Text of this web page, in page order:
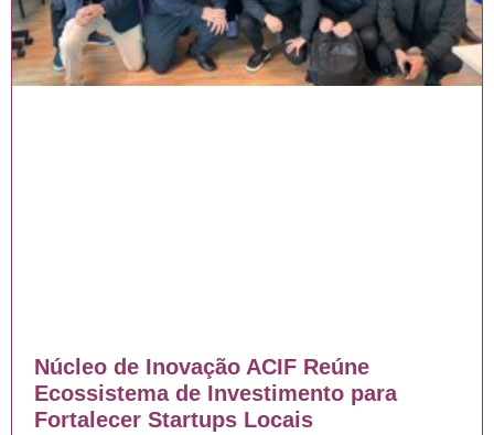
Núcleo de Inovação ACIF Reúne
Ecossistema de Investimento para
Fortalecer Startups Locais